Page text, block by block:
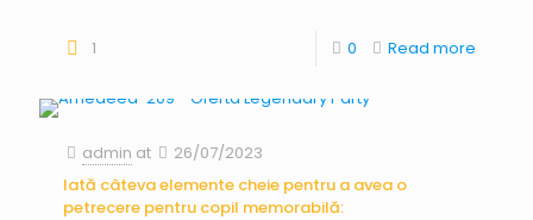
1 0 Read more
admin at
26/07/2023
Iată câteva elemente cheie pentru a avea o
petrecere pentru copil memorabilă: